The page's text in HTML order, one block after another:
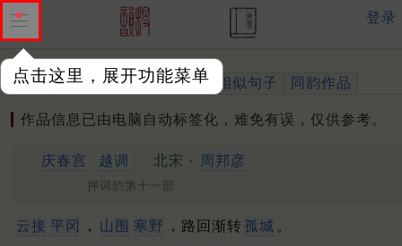
点击这里，展开功能菜单
登录
作品 标注四声 出处、引用 相似句子 同韵作品
作品信息已由电脑自动标签化，难免有误，仅供参考。
庆春宫 越调 北宋 · 周邦彦
押词韵第十一部
云接 平冈 ， 山围 寒野 ，路回渐转孤城 。